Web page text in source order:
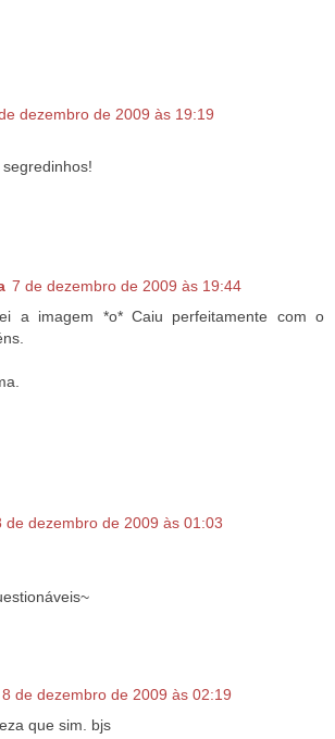
dezembro de 2009 às 19:19
7 de dezembro de 2009 às 19:44
a imagem *o* Caiu perfeitamente com o
de dezembro de 2009 às 01:03
8 de dezembro de 2009 às 02:19
que sim. bjs